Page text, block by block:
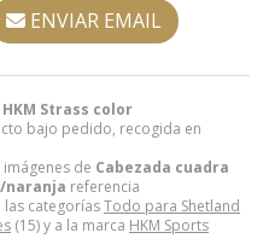
Strass color
bajo pedido, recogida en
de Cabezada cuadra
naranja referencia
las categoríasTodo para Shetland
(15) y a la marca HKM Sports
ENVIAR EMAIL